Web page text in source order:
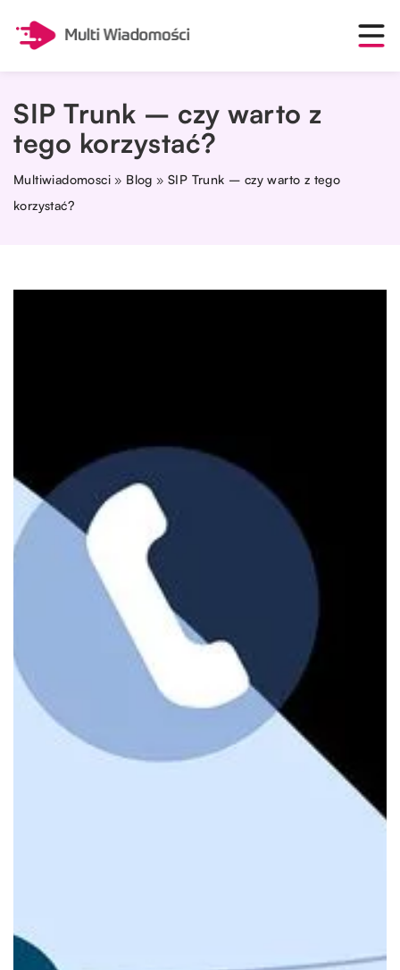
SIP Trunk – czy warto z
tego korzystać?
Multiwiadomosci » Blog »SIP Trunk – czy warto z tego
korzystać?